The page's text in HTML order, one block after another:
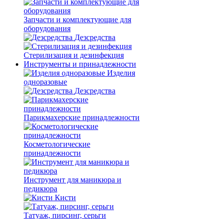
Запчасти и комплектующие для
оборудования
Дезсредства
Стерилизация и дезинфекция
Инструменты и принадлежности
Изделия
одноразовые
Дезсредства
Парикмахерские принадлежности
Косметологические
принадлежности
Инструмент для маникюра и
педикюра
Кисти
Татуаж, пирсинг, серьги